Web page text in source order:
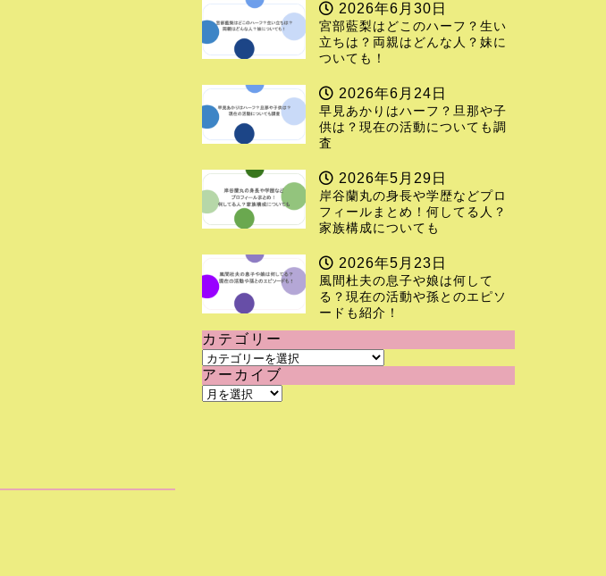
2026年6月30日
宮部藍梨はどこのハーフ？生い
立ちは？両親はどんな人？妹に
ついても！
2026年6月24日
早見あかりはハーフ？旦那や子
供は？現在の活動についても調
査
2026年5月29日
岸谷蘭丸の身長や学歴などプロ
フィールまとめ！何してる人？
家族構成についても
2026年5月23日
風間杜夫の息子や娘は何して
る？現在の活動や孫とのエピソ
ードも紹介！
カテゴリー
カ
テ
ゴ
アーカイブ
ア